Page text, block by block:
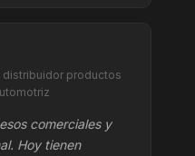
distribuidor productos
comerciales y
Hoy tienen